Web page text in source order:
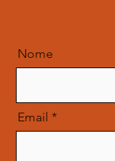
Nome
Email